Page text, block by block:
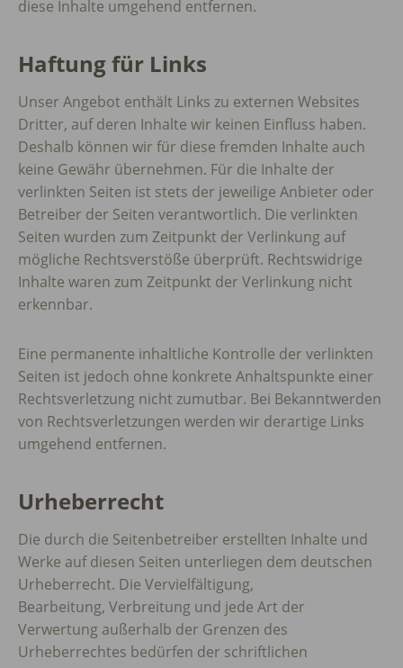
diese Inhalte umgehend entfernen.
Haftung für Links
Unser Angebot enthält Links zu externen Websites
Dritter, auf deren Inhalte wir keinen Einfluss haben.
Deshalb können wir für diese fremden Inhalte auch
keine Gewähr übernehmen. Für die Inhalte der
verlinkten Seiten ist stets der jeweilige Anbieter oder
Betreiber der Seiten verantwortlich. Die verlinkten
Seiten wurden zum Zeitpunkt der Verlinkung auf
mögliche Rechtsverstöße überprüft. Rechtswidrige
Inhalte waren zum Zeitpunkt der Verlinkung nicht
erkennbar.
Eine permanente inhaltliche Kontrolle der verlinkten
Seiten ist jedoch ohne konkrete Anhaltspunkte einer
Rechtsverletzung nicht zumutbar. Bei Bekanntwerden
von Rechtsverletzungen werden wir derartige Links
umgehend entfernen.
Urheberrecht
Die durch die Seitenbetreiber erstellten Inhalte und
Werke auf diesen Seiten unterliegen dem deutschen
Urheberrecht. Die Vervielfältigung,
Bearbeitung, Verbreitung und jede Art der
Verwertung außerhalb der Grenzen des
Urheberrechtes bedürfen der schriftlichen